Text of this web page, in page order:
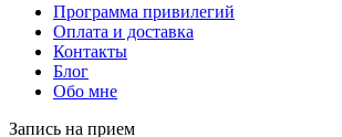
Программа привилегий
Оплата и доставка
Контакты
Блог
Обо мне
Запись на прием